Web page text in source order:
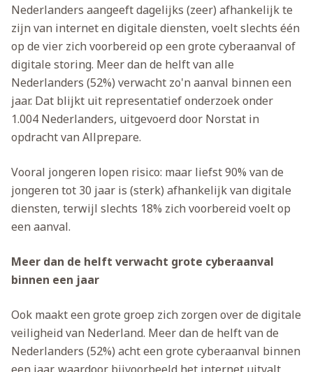
Nederlanders aangeeft dagelijks (zeer) afhankelijk te
zijn van internet en digitale diensten, voelt slechts één
op de vier zich voorbereid op een grote cyberaanval of
digitale storing. Meer dan de helft van alle
Nederlanders (52%) verwacht zo'n aanval binnen een
jaar. Dat blijkt uit representatief onderzoek onder
1.004 Nederlanders, uitgevoerd door Norstat in
opdracht van Allprepare.
Vooral jongeren lopen risico: maar liefst 90% van de
jongeren tot 30 jaar is (sterk) afhankelijk van digitale
diensten, terwijl slechts 18% zich voorbereid voelt op
een aanval.
Meer dan de helft verwacht grote cyberaanval
binnen een jaar
Ook maakt een grote groep zich zorgen over de digitale
veiligheid van Nederland. Meer dan de helft van de
Nederlanders (52%) acht een grote cyberaanval binnen